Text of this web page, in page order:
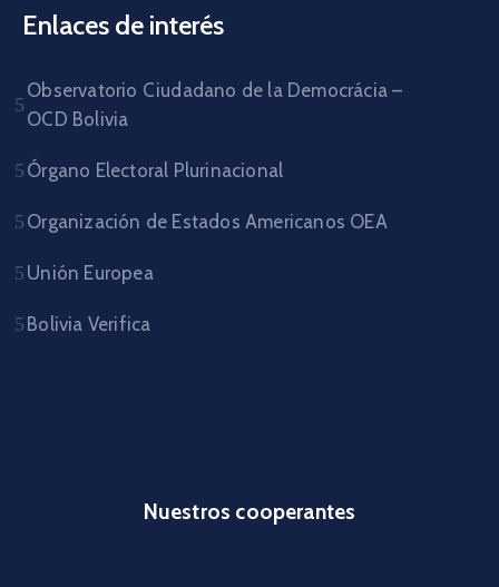
Enlaces de interés
Observatorio Ciudadano de la Democrácia –
OCD Bolivia
Órgano Electoral Plurinacional
Organización de Estados Americanos OEA
Unión Europea
Bolivia Verifica
Nuestros cooperantes